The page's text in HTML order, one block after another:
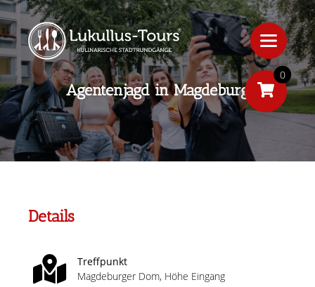
Agentenjagd in Magdeburg
Details
Treffpunkt
Magdeburger Dom, Höhe Eingang
0